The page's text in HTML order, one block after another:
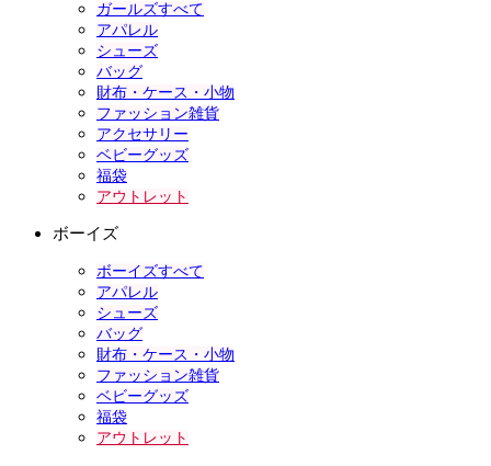
ガールズすべて
アパレル
シューズ
バッグ
財布・ケース・小物
ファッション雑貨
アクセサリー
ベビーグッズ
福袋
アウトレット
ボーイズ
ボーイズすべて
アパレル
シューズ
バッグ
財布・ケース・小物
ファッション雑貨
ベビーグッズ
福袋
アウトレット